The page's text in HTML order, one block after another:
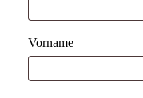
E-
Vorname